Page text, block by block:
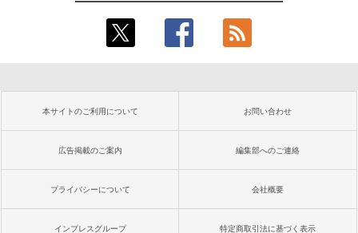
本サイトのご利用について お問い合わせ
広告掲載のご案内 編集部へのご連絡
プライバシーについて 会社概要
インプレスグループ 特定商取引法に基づく表示